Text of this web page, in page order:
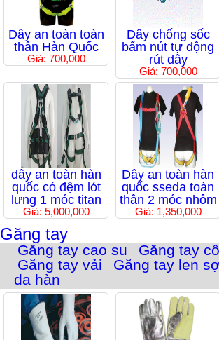
Dây an toàn toàn
thân Hàn Quốc
Giá: 700,000
Dây chống sốc
bấm nút tự động
rút dây
Giá: 700,000
dây an toàn hàn
quốc có đệm lót
lưng 1 móc titan
Giá: 5,000,000
Dây an toàn hàn
quốc sseda toàn
thân 2 móc nhôm
Giá: 1,350,000
Găng tay
Găng tay cao su
Găng tay
Găng tay vải
Găng tay len
da hàn